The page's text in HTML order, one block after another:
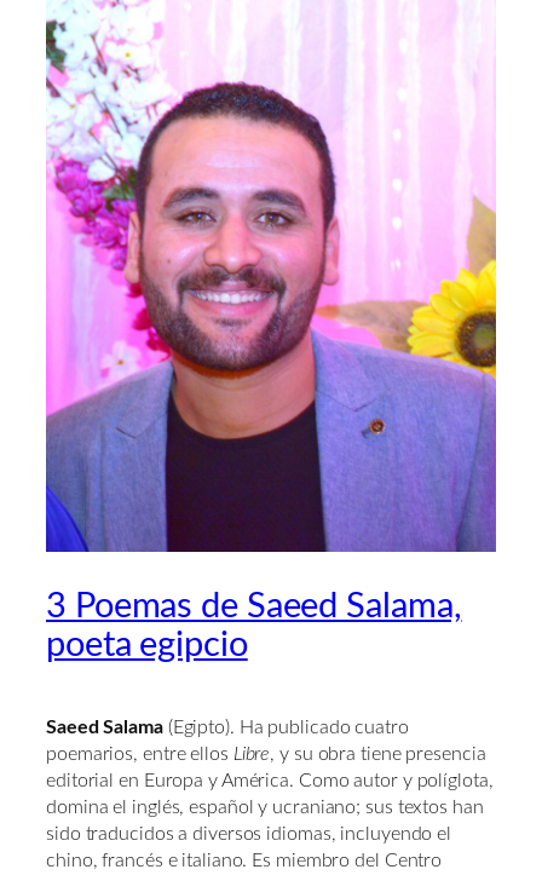
3 Poemas de Saeed Salama,
poeta egipcio
Saeed Salama(Egipto). Ha publicado cuatro
poemarios, entre ellos Libre, y su obra tiene presencia
editorial en Europa y América. Como autor y políglota,
domina el inglés, español y ucraniano; sus textos han
sido traducidos a diversos idiomas, incluyendo el
chino, francés e italiano. Es miembro del Centro